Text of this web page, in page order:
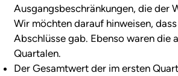
Ausgangsbeschränkungen, die der
Wir möchten darauf hinweisen,
Abschlüsse gab. Ebenso waren die
Quartalen.
Der Gesamtwert der im ersten